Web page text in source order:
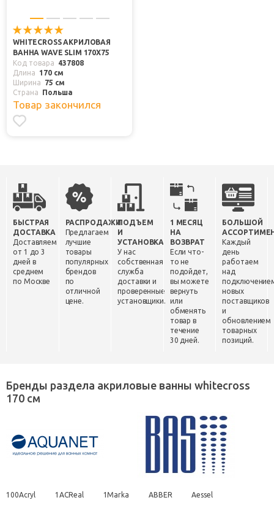
WHITECROSS АКРИЛОВАЯ
ВАННА WAVE SLIM 170X75
Код товара
437808
Длина
170 см
Ширина
75 см
Страна
Польша
Товар закончился
БЫСТРАЯ
ДОСТАВКА
Доставляем
от 1 до 3
дней в
среднем
по Москве
РАСПРОДАЖИ
Предлагаем
лучшие
товары
популярных
брендов
по
отличной
цене.
ПОДЪЕМ
И
УСТАНОВКА
У нас
собственная
служба
доставки и
проверенные
установщики.
1 МЕСЯЦ
НА
ВОЗВРАТ
Если что-
то не
подойдет,
вы можете
вернуть
или
обменять
товар в
течение
30 дней.
БОЛЬШОЙ
Каждый
день
работаем
над
новых
поставщиков
и
обновлением
товарных
позиций.
Бренды раздела акриловые ванны whitecross
170 см
100Acryl 1ACReal 1Marka ABBER Aessel